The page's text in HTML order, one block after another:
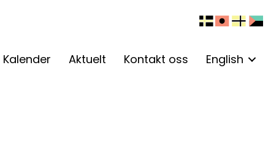
Kalender Aktuelt Kontakt oss English